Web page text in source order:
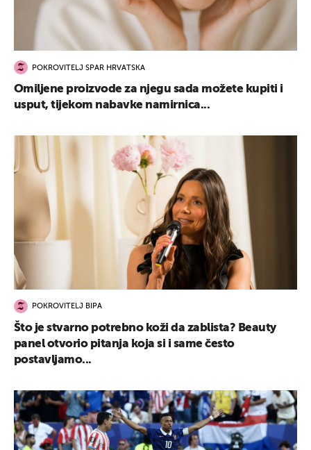
POKROVITELJ SPAR HRVATSKA
Omiljene proizvode za njegu sada možete kupiti i
usput, tijekom nabavke namirnica...
POKROVITELJ BIPA
Što je stvarno potrebno koži da zablista? Beauty
panel otvorio pitanja koja si i same često
postavljamo...